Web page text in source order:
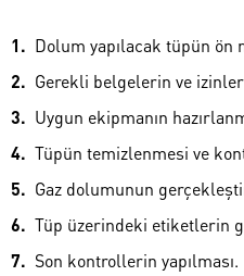
Dolum yapılacak tüpün ön
Gerekli belgelerin ve
Uygun ekipmanın
Tüpün temizlenmesi ve
Gaz dolumunun
Tüp üzerindeki etiketlerin
Son kontrollerin yapılması.